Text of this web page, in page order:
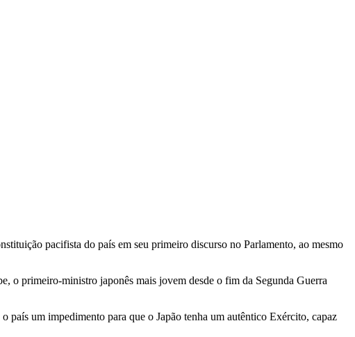
pacifista do país em seu primeiro discurso no Parlamento, ao mesmo
o primeiro-ministro japonês mais jovem desde o fim da Segunda Guerra
país um impedimento para que o Japão tenha um autêntico Exército, capaz